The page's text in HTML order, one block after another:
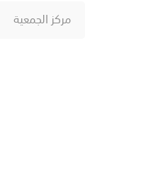
مركز الجمعية